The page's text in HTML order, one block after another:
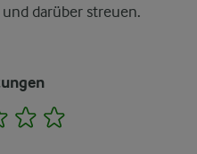
darüber streuen.
3 4